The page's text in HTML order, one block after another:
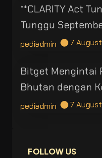
**CLARITY Act
Tunggu
pediadmin 7
Bitget Mengintai
Bhutan dengan
pediadmin 7
FOLLOW US